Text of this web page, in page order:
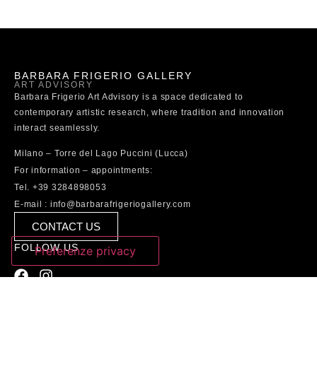
BARBARA FRIGERIO GALLERY
ART ADVISORY
Barbara Frigerio Art Advisory is a space dedicated to
contemporary artistic research, where tradition and innovation
interact seamlessly.
Milano – Torre del Lago Puccini (Lucca)
For information – appointments:
Tel. +39 3284898053
E-mail : info@barbarafrigeriogallery.com
CONTACT US
FOLLOW US